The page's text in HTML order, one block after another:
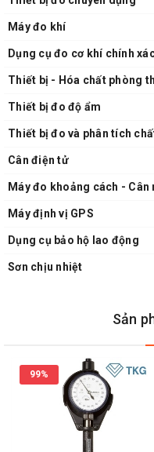
Máy đo khí
Dụng cụ đo cơ khí chính
Thiết bị - Hóa chất phòng
Thiết bị đo độ ẩm
Thiết bị đo và phân tích
Cân điện tử
Máy đo khoảng cách -
Máy định vị GPS
Dụng cụ bảo hộ lao động
Sơn chịu nhiệt
Sản
99%